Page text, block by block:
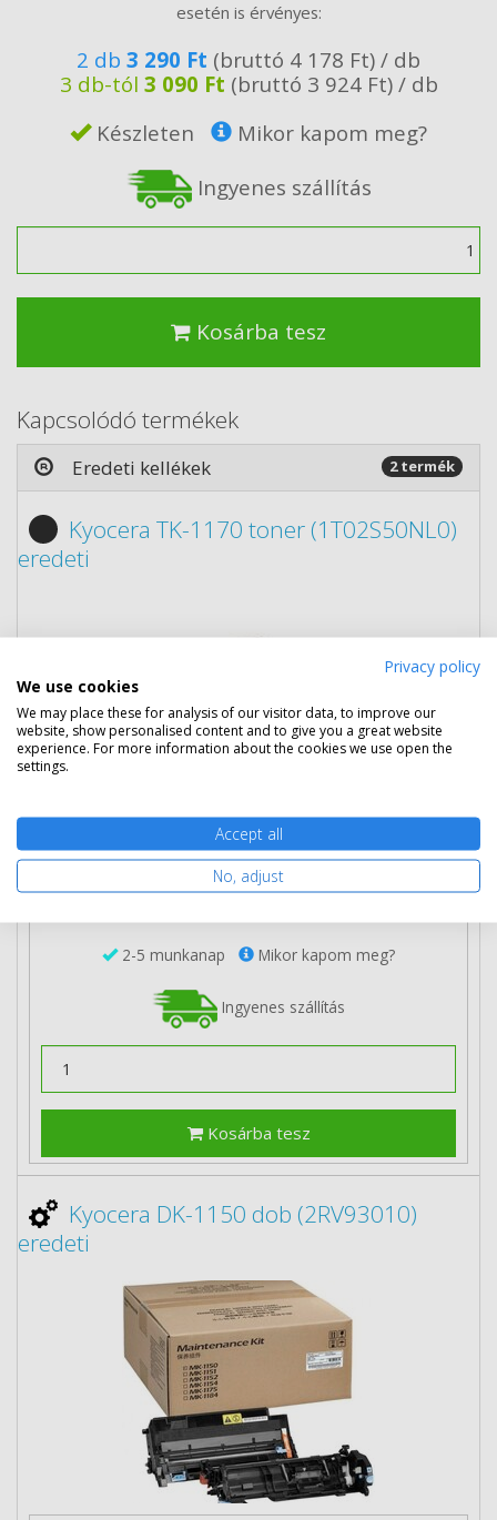
esetén is érvényes:
2 db 3 290 Ft (bruttó 4 178 Ft) / db
3 db-tól 3 090 Ft (bruttó 3 924 Ft) / db
Készleten
Mikor kapom meg?
Ingyenes szállítás
Kosárba tesz
Kapcsolódó termékek
Eredeti kellékek 2 termék
Kyocera TK-1170 toner (1T02S50NL0)
eredeti
29 690 Ft (bruttó 37 706 Ft)
Több darabos ár
27 690 Ft (bruttó 35 166 Ft) / db
2-5 munkanap Mikor kapom meg?
Ingyenes szállítás
Kosárba tesz
Kyocera DK-1150 dob (2RV93010)
eredeti
Privacy policy
We use cookies
We may place these for analysis of our visitor data, to improve our
website, show personalised content and to give you a great website
experience. For more information about the cookies we use open the
settings.
Accept all
No, adjust